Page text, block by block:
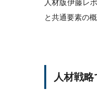
人材版伊藤レ
と共通要素の
人材戦略